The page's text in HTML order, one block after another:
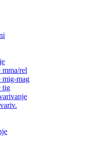
mma/rel
mig-mag
tig